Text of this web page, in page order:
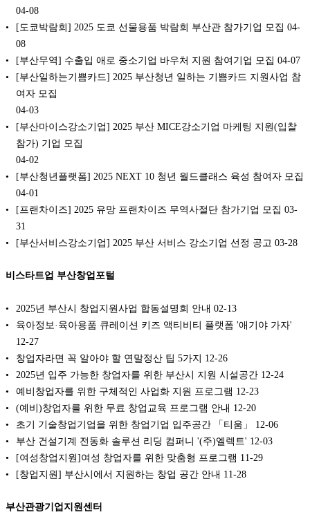
04-08
[도쿄박람회] 2025 도쿄 선물용품 박람회 부산관 참가기업 모집 04-
08
[부산무역] 수출입 애로 중소기업 바우처 지원 참여기업 모집 04-07
[부산일하는기쁨카드] 2025 부산청년 일하는 기쁨카드 지원사업 참
여자 모집
04-03
[부산마이스강소기업] 2025 부산 MICE강소기업 마케팅 지원(입찰
참가) 기업 모집
04-02
[부산청년플랫폼] 2025 NEXT 10 청년 월드클래스 육성 참여자 모집
04-01
[프랜차이즈] 2025 유망 프랜차이즈 무역사절단 참가기업 모집 03-
31
[부산서비스강소기업] 2025 부산 서비스 강소기업 선정 공고 03-28
비스타트업 부산창업포털
2025년 부산시 창업지원사업 합동설명회 안내 02-13
육아정보·육아용품 큐레이션 키즈 액티비티 플랫폼 '애기야 가자'
12-27
창업자라면 꼭 알아야 할 연말정산 팁 5가지 12-26
2025년 입주 가능한 창업자를 위한 부산시 지원 시설공간 12-24
예비창업자를 위한 구체적인 사업화 지원 프로그램 12-23
(예비)창업자를 위한 무료 창업교육 프로그램 안내 12-20
초기 기술창업기업을 위한 창업기업 입주공간 「티움」
12-06
부산 건설기계 전동화 솔루션 리딩 컴퍼니 '(주)엘렉트' 12-03
[여성창업지원]여성 창업자를 위한 맞춤형 프로그램 11-29
[창업지원] 부산시에서 지원하는 창업 공간 안내 11-28
부산관광기업지원센터